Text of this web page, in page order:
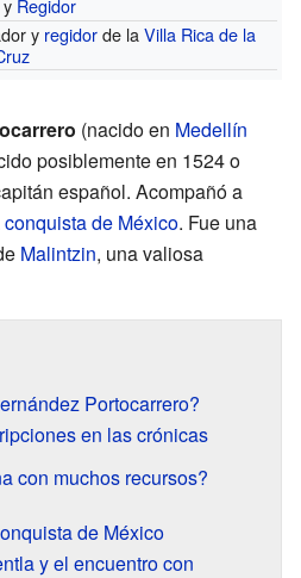
y regidorde laVilla Rica de la
(nacido en Medellín
posiblemente en 1524 o
español. Acompañó a
conquista de México. Fue una
Malintzin, una valiosa
Portocarrero?
en las crónicas
con muchos recursos?
de México
y el encuentro con